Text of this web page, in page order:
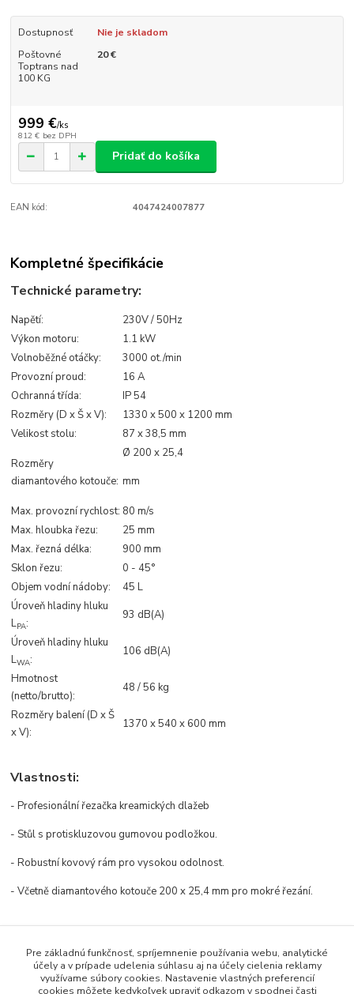
Dostupnosť
Nie je skladom
Poštovné
Toptrans nad
100 KG
20 €
999 €/ks
812 € bez DPH
Pridať do košíka
EAN kód: 4047424007877
Kompletné špecifikácie
Technické parametry:
Napětí:
230V / 50Hz
Výkon motoru:
1.1 kW
Volnoběžné otáčky:
3000 ot./min
Provozní proud:
16 A
Ochranná třída:
IP 54
Rozměry (D x Š x V):
1330 x 500 x 1200 mm
Velikost stolu:
87 x 38,5 mm
Rozměry
diamantového kotouče:
Ø 200 x 25,4
mm
Max. provozní rychlost: 80 m/s
Max. hloubka řezu:
25 mm
Max. řezná délka:
900 mm
Sklon řezu:
0 - 45°
Objem vodní nádoby:
45 L
Úroveň hladiny hluku
LPA:
93 dB(A)
Úroveň hladiny hluku
LWA:
106 dB(A)
Hmotnost
(netto/brutto):
48 / 56 kg
Rozměry balení (D x Š
x V):
1370 x 540 x 600 mm
Vlastnosti:
- Profesionální řezačka kreamických dlažeb
- Stůl s protiskluzovou gumovou podložkou.
- Robustní kovový rám pro vysokou odolnost.
- Včetně diamantového kotouče 200 x 25,4 mm pro mokré řezání.
Tovar zaradený v kategóriách
Rezačky
Pre základnú funkčnosť, spríjemnenie používania webu, analytické
účely a v prípade udelenia súhlasu aj na účely cielenia reklamy
využívame súbory cookies. Nastavenie vlastných preferencií
cookies môžete kedykoľvek upraviť odkazom v spodnej časti